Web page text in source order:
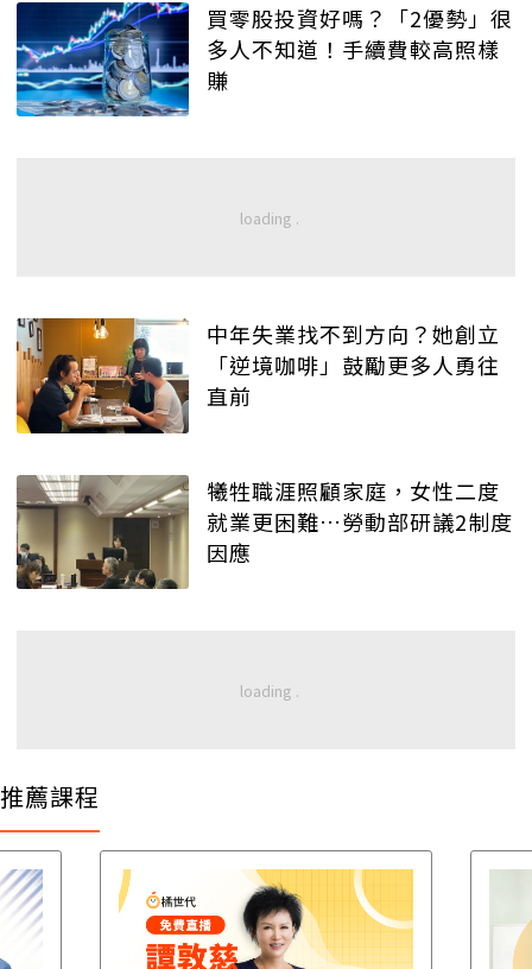
買零股投資好嗎？「2優勢」很
多人不知道！手續費較高照樣
賺
中年失業找不到方向？她創立
「逆境咖啡」鼓勵更多人勇往
直前
犧牲職涯照顧家庭，女性二度
就業更困難…勞動部研議2制度
因應
推薦課程